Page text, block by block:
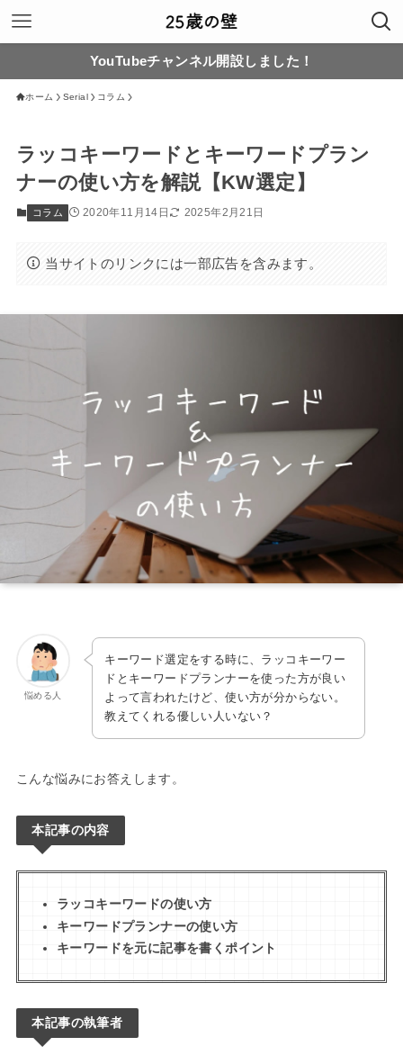
YouTubeチャンネル開設しました！
ホーム Serial コラム
ラッコキーワードとキーワードプラン
ナーの使い方を解説【KW選定】
コラム 2020年11月14日 2025年2月21日
当サイトのリンクには一部広告を含みます。
悩める人
キーワード選定をする時に、ラッコキーワー
ドとキーワードプランナーを使った方が良い
よって言われたけど、使い方が分からない。
教えてくれる優しい人いない？
こんな悩みにお答えします。
本記事の内容
ラッコキーワードの使い方
キーワードプランナーの使い方
キーワードを元に記事を書くポイント
本記事の執筆者